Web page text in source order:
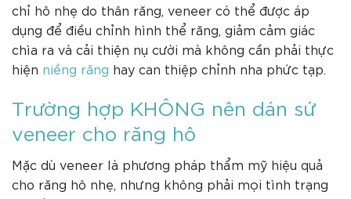
chỉ hô nhẹ do thân răng, veneer có thể được áp
dụng để điều chỉnh hình thể răng, giảm cảm giác
chìa ra và cải thiện nụ cười mà không cần phải thực
hiện niềng răng hay can thiệp chỉnh nha phức tạp.
Trường hợp KHÔNG nên dán sứ
veneer cho răng hô
Mặc dù veneer là phương pháp thẩm mỹ hiệu quả
cho răng hô nhẹ, nhưng không phải mọi tình trạng